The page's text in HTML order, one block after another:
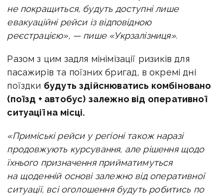
не покращиться, будуть доступні лише
евакуаційні рейси із відповідною
реєстрацією», — пише «Укрзалізниця».
Разом з цим задля мінімізації ризиків для
пасажирів та поїзних бригад, в окремі дні
поїздки будуть здійснюватись комбіновано
(поїзд + автобус) залежно від оперативної
ситуації на місці.
«Приміські рейси у регіоні також наразі
продовжують курсування, але рішення щодо
їхнього призначення прийматимуться
на щоденній основі залежно від оперативної
ситуації, всі оголошення будуть робитись по